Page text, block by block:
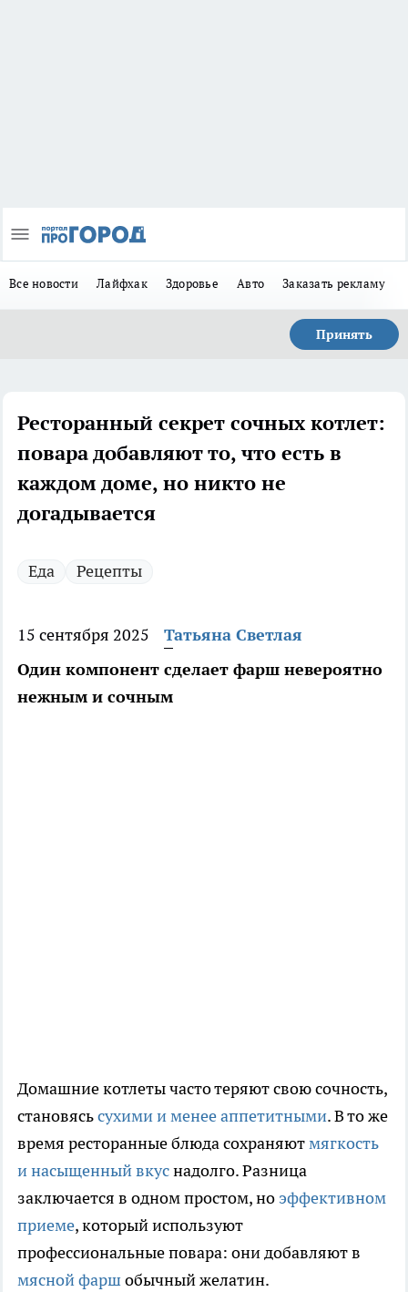
Все новости Лайфхак Здоровье Авто Заказать рекламу
Принять
Ресторанный секрет сочных котлет:
повара добавляют то, что есть в
каждом доме, но никто не
догадывается
Еда Рецепты
15 сентября 2025
Татьяна Светлая
Один компонент сделает фарш невероятно
нежным и сочным
Домашние котлеты часто теряют свою сочность,
становясьсухими и менее аппетитными. В то же
время ресторанные блюда сохраняютмягкость
и насыщенный вкуснадолго. Разница
заключается в одном простом, но эффективном
приеме, который используют
профессиональные повара: они добавляют в
мясной фаршобычный желатин.